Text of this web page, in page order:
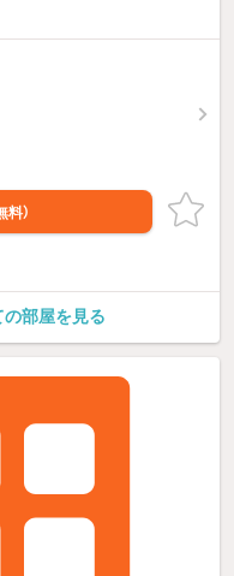
料）
部屋を見る